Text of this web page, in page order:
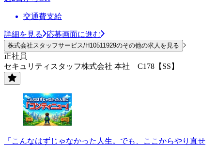
交通費支給
詳細を見る 応募画面に進む
株式会社スタッフサービス/H10511929のその他の求人を見る
正社員
セキュリティスタッフ株式会社 本社 C178【SS】
「こんなはずじゃなかった人生。でも、ここからやり直せ